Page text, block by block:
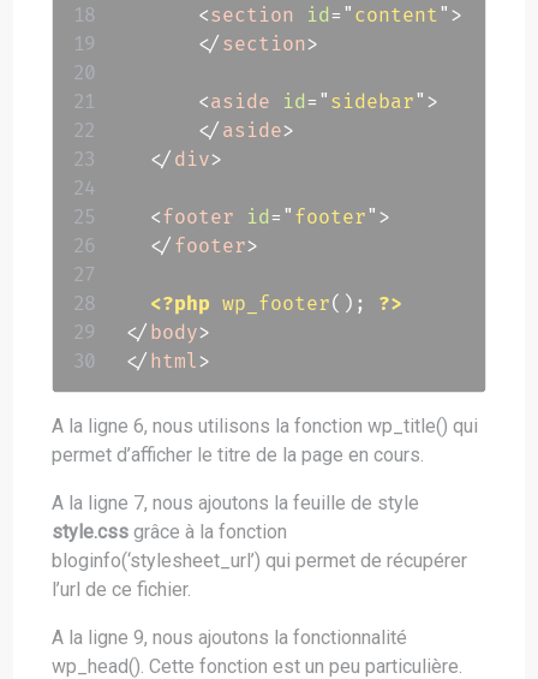
<section id= " content " >
</ section>
<aside id= " sidebar" >
</ aside>
</ div>
<footer id= " footer" >
</ footer>
<?php wp_footer( ) ;
?>
</ body>
</ html>
A la ligne 6, nous utilisons la fonction wp_title() qui
permet d’afficher le titre de la page en cours.
A la ligne 7, nous ajoutons la feuille de style
style.css grâce à la fonction
bloginfo(‘stylesheet_url’) qui permet de récupérer
l’url de ce fichier.
A la ligne 9, nous ajoutons la fonctionnalité
wp_head(). Cette fonction est un peu particulière.